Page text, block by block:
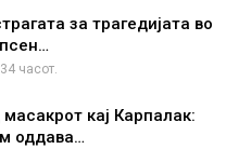
за трагедијата во
часот.
кај Карпалак:
оддава…